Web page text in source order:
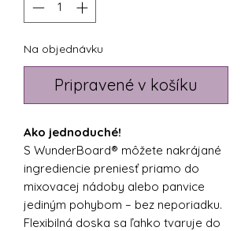
Na objednávku
Pripravené v košíku
Ako jednoduché!
S WunderBoard® môžete nakrájané
ingrediencie preniesť priamo do
mixovacej nádoby alebo panvice
jediným pohybom – bez neporiadku.
Flexibilná doska sa ľahko tvaruje do